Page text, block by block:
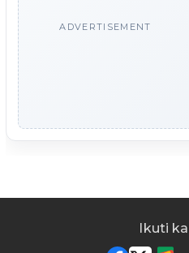
ADVERTISEMENT
Ikuti